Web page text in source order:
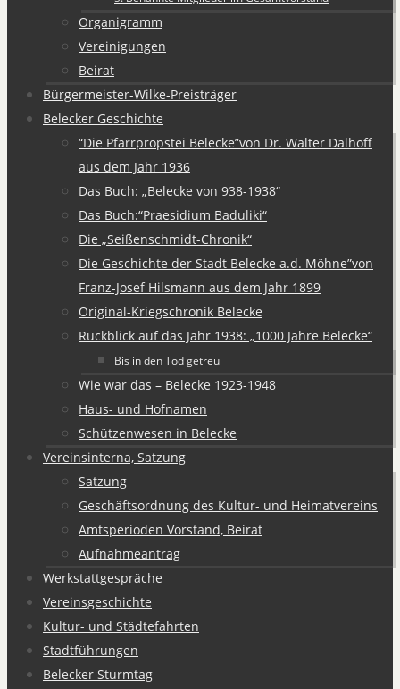
Organigramm
Vereinigungen
Beirat
Bürgermeister-Wilke-Preisträger
Belecker Geschichte
“Die Pfarrpropstei Belecke”von Dr. Walter Dalhoff
aus dem Jahr 1936
Das Buch: „Belecke von 938-1938“
Das Buch:“Praesidium Baduliki“
Die „Seißenschmidt-Chronik“
Die Geschichte der Stadt Belecke a.d. Möhne”von
Franz-Josef Hilsmann aus dem Jahr 1899
Original-Kriegschronik Belecke
Rückblick auf das Jahr 1938: „1000 Jahre Belecke“
Bis in den Tod getreu
Wie war das – Belecke 1923-1948
Haus- und Hofnamen
Schützenwesen in Belecke
Vereinsinterna, Satzung
Satzung
Geschäftsordnung des Kultur- und Heimatvereins
Amtsperioden Vorstand, Beirat
Aufnahmeantrag
Werkstattgespräche
Vereinsgeschichte
Kultur- und Städtefahrten
Stadtführungen
Belecker Sturmtag